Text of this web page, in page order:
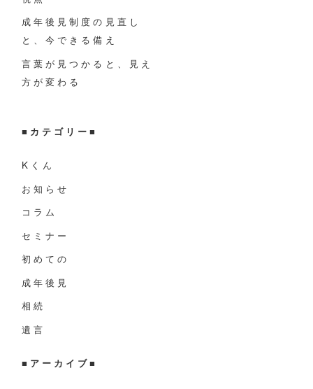
成年後見制度の見直し
と、今できる備え
言葉が見つかると、見え
方が変わる
■ カテゴリー■
Kくん
お知らせ
コラム
セミナー
初めての
成年後見
相続
遺言
■ アーカイブ■